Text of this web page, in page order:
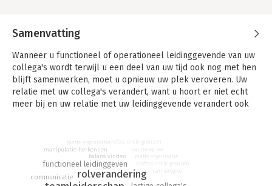
Samenvatting
Wanneer u functioneel of operationeel leidinggevende van uw
collega's wordt terwijl u een deel van uw tijd ook nog met hen
blijft samenwerken, moet u opnieuw uw plek veroveren. Uw
relatie met uw collega's verandert, want u hoort er niet echt
meer bij en uw relatie met uw leidinggevende verandert ook
werkzaamheden aan te trekken dan u aankunt: uw collega's
delegeren naar boven (leggen allerlei verantwoordelijkheden
bij u neer) en uw leidinggevende delegeert naar beneden (legt
rolverandering
functioneel leidinggeven
balans vinden
manipulatie herkennen
communicatie
platte organisatieprofessionele grenzen
carrièregroei
platte organisatie
professionele grenzen
carrièregroei